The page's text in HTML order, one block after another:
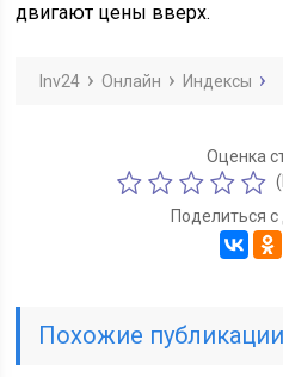
двигают цены вверх.
Inv24 Онлайн Индексы
Оценка
Поделиться
Похожие публикации